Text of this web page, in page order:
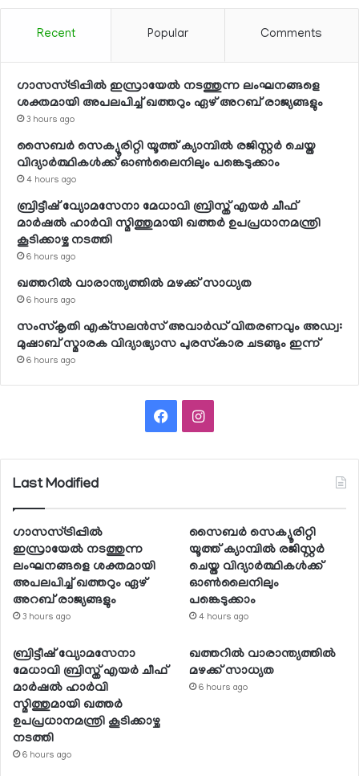
Recent Popular Comments
ഗാസസ്ട്രിപ്പില്‍ ഇസ്രായേല്‍ നടത്തുന്ന ലംഘനങ്ങളെ
ശക്തമായി അപലപിച്ച് ഖത്തറും ഏഴ് അറബ് രാജ്യങ്ങളും
3 hours ago
സൈബര്‍ സെക്യൂരിറ്റി യൂത്ത് ക്യാമ്പില്‍ രജിസ്റ്റര്‍ ചെയ്ത
വിദ്യാര്‍ത്ഥികള്‍ക്ക് ഓണ്‍ലൈനിലും പങ്കെടുക്കാം
4 hours ago
ബ്രിട്ടീഷ് വ്യോമസേനാ മേധാവി ബ്രിസ്ത് എയര്‍ ചീഫ്
മാര്‍ഷല്‍ ഹാര്‍വി സ്മിത്തുമായി ഖത്തര്‍ ഉപപ്രധാനമന്ത്രി
കൂടിക്കാഴ്ച നടത്തി
6 hours ago
ഖത്തറില്‍ വാരാന്ത്യത്തില്‍ മഴക്ക് സാധ്യത
6 hours ago
സംസ്‌കൃതി എക്‌സലന്‍സ് അവാര്‍ഡ് വിതരണവും അഡ്വ:
മുഷാബ് സ്മാരക വിദ്യാഭ്യാസ പുരസ്‌കാര ചടങ്ങും ഇന്ന്
6 hours ago
FacebookInstagram
Last Modified
ഗാസസ്ട്രിപ്പില്‍
ഇസ്രായേല്‍ നടത്തുന്ന
ലംഘനങ്ങളെ ശക്തമായി
അപലപിച്ച് ഖത്തറും ഏഴ്
അറബ് രാജ്യങ്ങളും
3 hours ago
സൈബര്‍ സെക്യൂരിറ്റി
യൂത്ത് ക്യാമ്പില്‍ രജിസ്റ്റര്‍
ചെയ്ത വിദ്യാര്‍ത്ഥികള്‍ക്ക്
ഓണ്‍ലൈനിലും
പങ്കെടുക്കാം
4 hours ago
ബ്രിട്ടീഷ് വ്യോമസേനാ
മേധാവി ബ്രിസ്ത് എയര്‍ ചീഫ്
മാര്‍ഷല്‍ ഹാര്‍വി
സ്മിത്തുമായി ഖത്തര്‍
ഉപപ്രധാനമന്ത്രി കൂടിക്കാഴ്ച
നടത്തി
6 hours ago
ഖത്തറില്‍ വാരാന്ത്യത്തില്‍
മഴക്ക് സാധ്യത
6 hours ago